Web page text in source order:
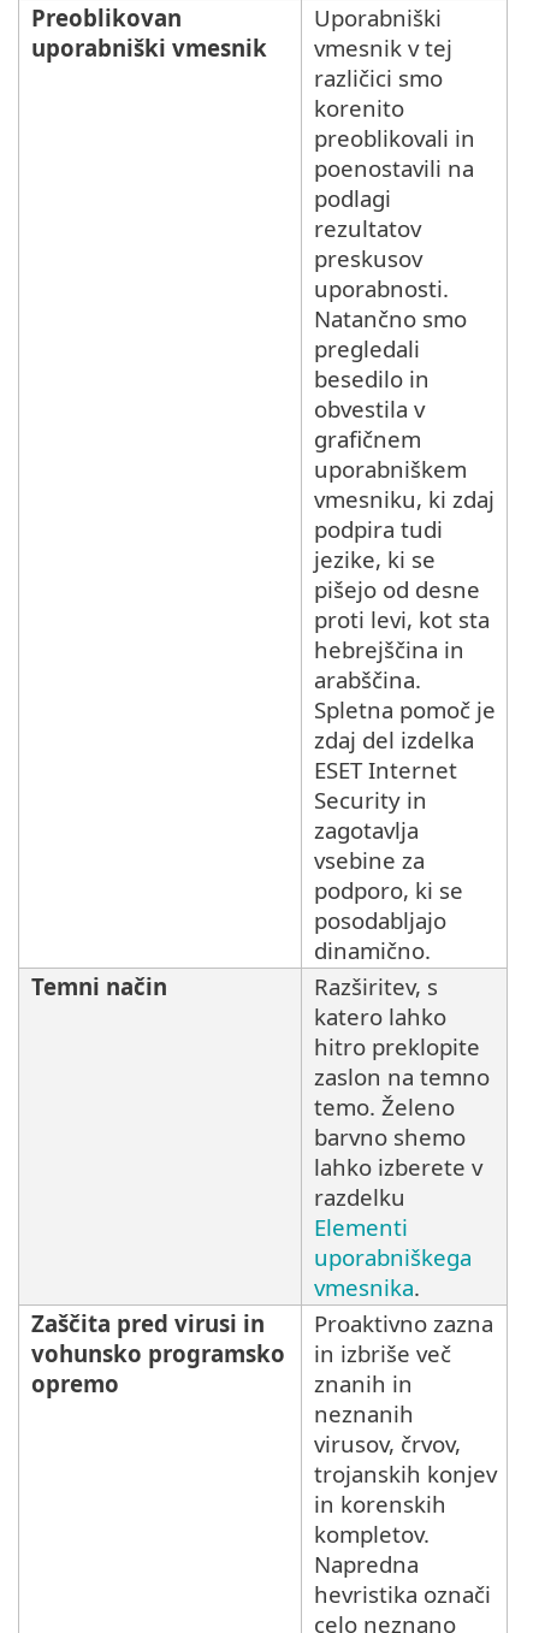
Preoblikovan
uporabniški vmesnik
Uporabniški
vmesnik v tej
različici smo
korenito
preoblikovali in
poenostavili na
podlagi
rezultatov
preskusov
uporabnosti.
Natančno smo
pregledali
besedilo in
obvestila v
grafičnem
uporabniškem
vmesniku, ki zdaj
podpira tudi
jezike, ki se
pišejo od desne
proti levi, kot sta
hebrejščina in
arabščina.
Spletna pomoč je
zdaj del izdelka
ESET Internet
Security in
zagotavlja
vsebine za
podporo, ki se
posodabljajo
dinamično.
Temni način
Razširitev, s
katero lahko
hitro preklopite
zaslon na temno
temo. Želeno
barvno shemo
lahko izberete v
razdelku
Elementi
uporabniškega
vmesnika.
Zaščita pred virusi in
vohunsko programsko
opremo
Proaktivno zazna
in izbriše več
znanih in
neznanih
virusov, črvov,
trojanskih konjev
in korenskih
kompletov.
Napredna
hevristika označi
celo neznano